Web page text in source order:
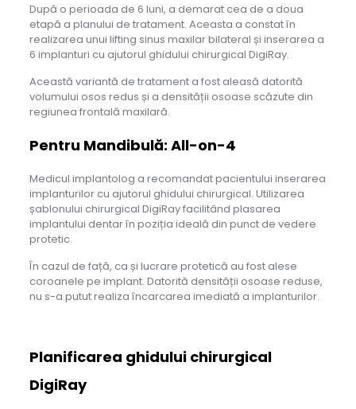
După o perioada de 6 luni, a demarat cea de a doua
etapă a planului de tratament. Aceasta a constat în
realizarea unui lifting sinus maxilar bilateral și inserarea a
6 implanturi cu ajutorul ghidului chirurgical DigiRay.
Această variantă de tratament a fost aleasă datorită
volumului osos redus și a densității osoase scăzute din
regiunea frontală maxilară.
Pentru Mandibulă: All-on-4
Medicul implantolog a recomandat pacientului inserarea
implanturilor cu ajutorul ghidului chirurgical. Utilizarea
șablonului chirurgical DigiRay facilitând plasarea
implantului dentar în poziția ideală din punct de vedere
protetic.
În cazul de față, ca și lucrare protetică au fost alese
coroanele pe implant. Datorită densității osoase reduse,
nu s-a putut realiza încarcarea imediată a implanturilor.
Planificarea ghidului chirurgical
DigiRay